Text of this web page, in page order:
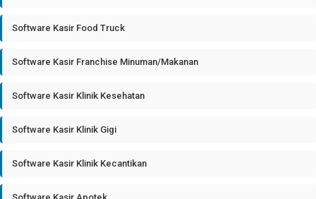
Software Kasir Food Truck
Software Kasir Franchise Minuman/Makanan
Software Kasir Klinik Kesehatan
Software Kasir Klinik Gigi
Software Kasir Klinik Kecantikan